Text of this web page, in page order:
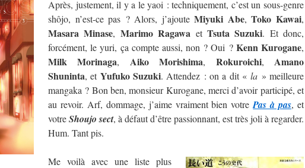
Après, justement, il y a le yaoi : techniquement, c’est un sous-genre
shôjo, n’est-ce pas ? Alors, j’ajouteMiyuki Abe,Toko Kawai,
Masara Minase, Marimo Ragawa et Tsuta Suzuki. Et donc,
forcément, le yuri, ça compte aussi, non ? Oui ? Kenn Kurogane,
Milk Morinaga, Aiko Morishima, Rokuroichi, Amano
Shuninta, et Yufuko Suzuki. Attendez : on a dit «la » meilleure
mangaka ? Bon ben, monsieur Kurogane, merci d’avoir participé, et
au revoir. Arf, dommage, j’aime vraiment bien votrePas à pas, et
votreShoujo sect, à défaut d’être passionnant, est très joli à regarder.
Hum. Tant pis.
Me voilà avec une liste plus